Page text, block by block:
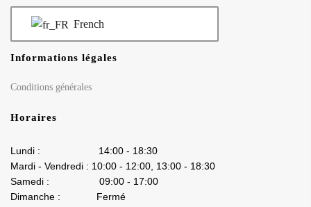
French
Informations légales
Conditions générales
Horaires
Lundi : 14:00 - 18:30
Mardi - Vendredi : 10:00 - 12:00, 13:00 - 18:30
Samedi : 09:00 - 17:00
Dimanche : Fermé